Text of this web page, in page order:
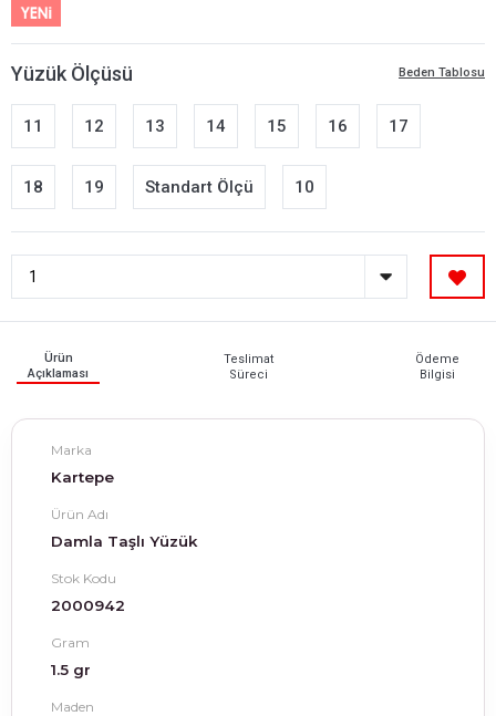
Beden Tablosu
Yüzük Ölçüsü
11 12 13 14 15 16 17
18 19 Standart Ölçü 10
Ürün
Açıklaması
Teslimat
Süreci
Ödeme
Bilgisi
Marka
Kartepe
Ürün Adı
Damla Taşlı Yüzük
Stok Kodu
2000942
Gram
1.5 gr
Maden